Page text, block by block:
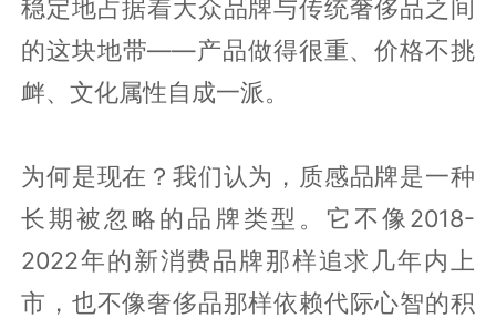
稳定地占据着大众品牌与传统奢侈品之间
的这块地带——产品做得很重、价格不挑
衅、文化属性自成一派。
为何是现在？我们认为，质感品牌是一种
长期被忽略的品牌类型。它不像2018-
2022年的新消费品牌那样追求几年内上
市，也不像奢侈品那样依赖代际心智的积